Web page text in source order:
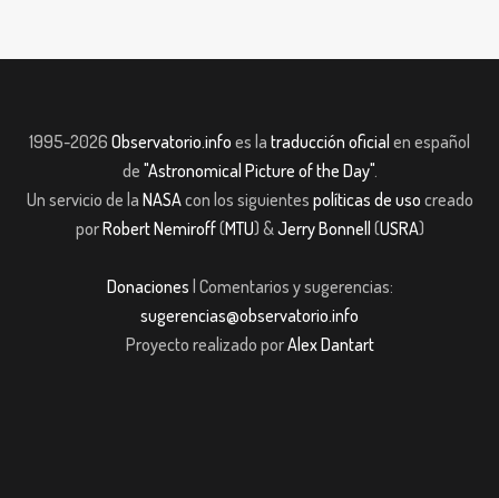
1995-2026 Observatorio.info es la traducción oficial en español
de "Astronomical Picture of the Day".
Un servicio de la NASAcon los siguientes políticas de uso creado
porRobert Nemiroff(MTU) &Jerry Bonnell (USRA)
Donaciones | Comentarios y sugerencias:
sugerencias@observatorio.info
Proyecto realizado porAlex Dantart